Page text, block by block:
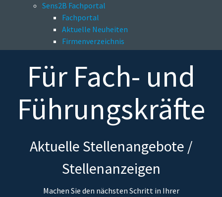
Sens2B Fachportal
Fachportal
Aktuelle Neuheiten
Firmenverzeichnis
FürFach- und
Führungskräfte
Aktuelle Stellenangebote /
Stellenanzeigen
Machen Sie den nächsten Schritt in Ihrer